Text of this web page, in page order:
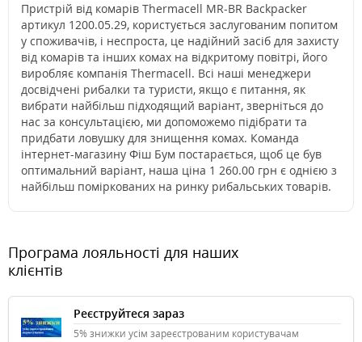
Пристрій від комарів Thermacell MR-BR Backpacker
артикул 1200.05.29, користується заслугованим попитом
у споживачів, і неспроста, це надійний засіб для захисту
від комарів та інших комах на відкритому повітрі, його
виробляє компанія Thermacell. Всі наші менеджери
досвідчені рибалки та туристи, якщо є питання, як
вибрати найбільш підходящий варіант, зверніться до
нас за консультацією, ми допоможемо підібрати та
придбати ловушку для знищення комах. Команда
інтернет-магазину Фіш Бум постарається, щоб це був
оптимальний варіант, наша ціна 1 260.00 грн є однією з
найбільш поміркованих на ринку рибальських товарів.
Програма лояльності для наших
клієнтів
Реєструйтеся зараз
5% знижки усім зареєстрованим користувачам